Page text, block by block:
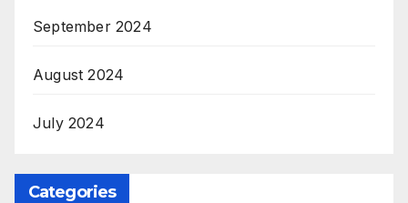
September 2024
August 2024
July 2024
Categories